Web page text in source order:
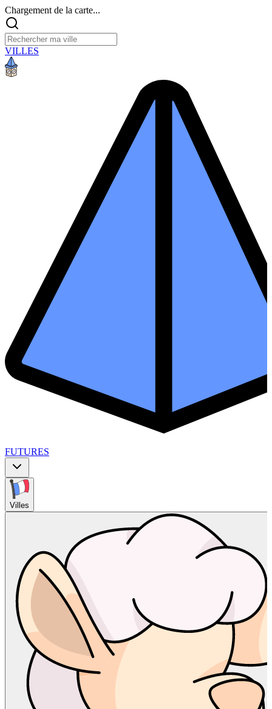
Chargement de la carte...
VILLES
FUTURES
Villes